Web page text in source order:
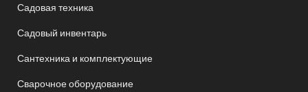
Садовая техника
Садовый инвентарь
Сантехника и комплектующие
Сварочное оборудование